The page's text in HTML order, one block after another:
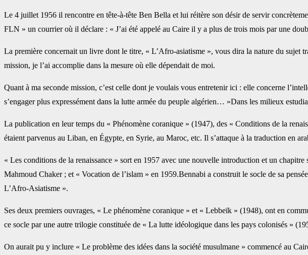
Le 4 juillet 1956 il rencontre en tête-à-tête Ben Bella et lui réitère son désir de servir
FLN » un courrier où il déclare : « J’ai été appelé au Caire il y a plus de trois mois par une
La première concernait un livre dont le titre, « L’Afro-asiatisme », vous dira la nature du sujet
mission, je l’ai accomplie dans la mesure où elle dépendait de moi.
Quant à ma seconde mission, c’est celle dont je voulais vous entretenir ici : elle concerne
s’engager plus expressément dans la lutte armée du peuple algérien… »Dans les milieux
La publication en leur temps du « Phénomène coranique » (1947), des « Conditions de la
étaient parvenus au Liban, en Égypte, en Syrie, au Maroc, etc. Il s’attaque à la traduction en
« Les conditions de la renaissance » sort en 1957 avec une nouvelle introduction et un
Mahmoud Chaker ; et « Vocation de l’islam » en 1959.Bennabi a construit le socle de sa
L’Afro-Asiatisme ».
Ses deux premiers ouvrages, « Le phénomène coranique » et « Lebbeïk » (1948), ont en
ce socle par une autre trilogie constituée de « La lutte idéologique dans les pays colonisés »
On aurait pu y inclure « Le problème des idées dans la société musulmane » commencé au